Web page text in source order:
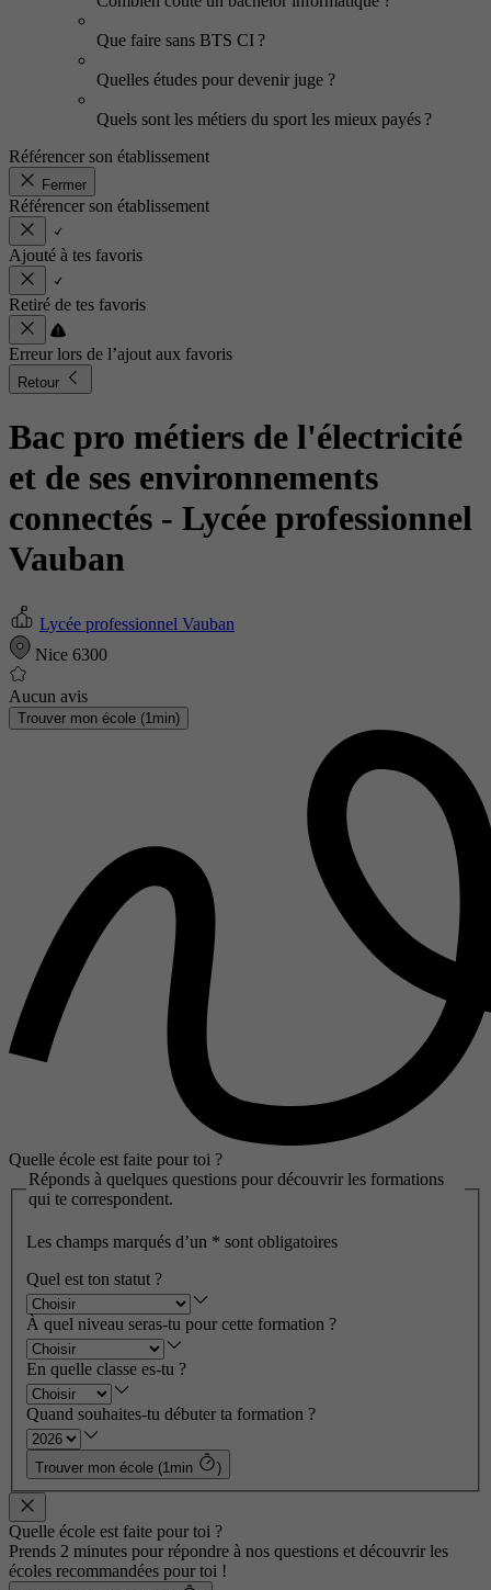
Que faire sans BTS CI ?
Quelles études pour devenir juge ?
Quels sont les métiers du sport les mieux payés ?
Référencer son établissement
Fermer
Référencer son établissement
Ajouté à tes favoris
Retiré de tes favoris
Erreur lors de l’ajout aux favoris
Retour
Bac pro métiers de l'électricité
et de ses environnements
connectés - Lycée professionnel
Vauban
Lycée professionnel Vauban
Nice 6300
Aucun avis
Trouver mon école (1min)
Quelle école est faite pour toi ?
Réponds à quelques questions pour découvrir les formations
qui te correspondent.
Les champs marqués d’un * sont obligatoires
Quel est ton statut ?
À quel niveau seras-tu pour cette formation ?
En quelle classe es-tu ?
Quand souhaites-tu débuter ta formation ?
Trouver mon école (1min )
Quelle école est faite pour toi ?
Prends 2 minutes pour répondre à nos questions et découvrir les
écoles recommandées pour toi !